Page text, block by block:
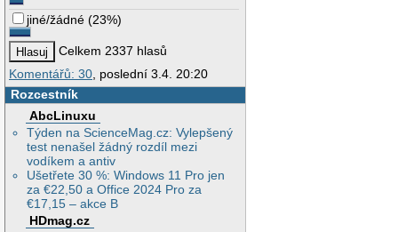
jiné/žádné (23%)
Celkem 2337 hlasů
Komentářů: 30 , poslední 3.4. 20:20
Rozcestník
AbcLinuxu
Týden na ScienceMag.cz: Vylepšený
test nenašel žádný rozdíl mezi
vodíkem a antiv
Ušetřete 30 %: Windows 11 Pro jen
za €22,50 a Office 2024 Pro za
€17,15 – akce B
HDmag.cz